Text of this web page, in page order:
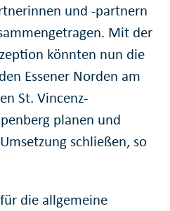
und -partnern
Mit der
könnten nun die
Essener Norden am
St. Vincenz-
planen und
schließen, so
die allgemeine